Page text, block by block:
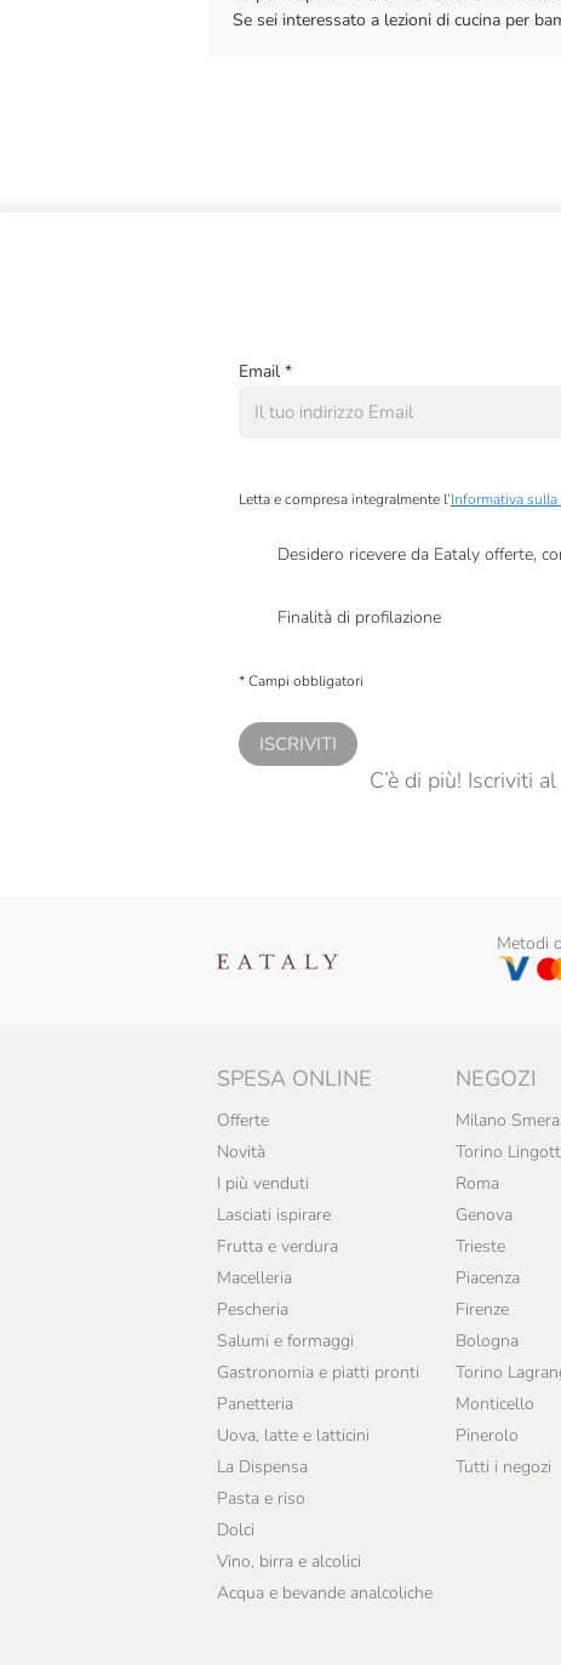
Se sei interessato a lezioni di cucina per
Email *
Letta e compresa integralmente l’Informativa
Desidero ricevere da Eataly offerte,
Finalità di profilazione
* Campi obbligatori
ISCRIVITI
C’è di più! Iscriviti
Metodi
SPESA ONLINE
Offerte
Novità
I più venduti
Lasciati ispirare
Frutta e verdura
Macelleria
Pescheria
Salumi e formaggi
Gastronomia e piatti pronti
Panetteria
Uova, latte e latticini
La Dispensa
Pasta e riso
Dolci
Vino, birra e alcolici
Acqua e bevande analcoliche
NEGOZI
Milano
Torino
Roma
Genova
Trieste
Piacenza
Firenze
Bologna
Torino
Monticello
Pinerolo
Tutti i negozi